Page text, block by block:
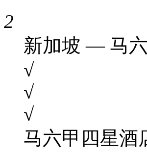
2
新加坡 — 马
√
√
√
马六甲四星酒